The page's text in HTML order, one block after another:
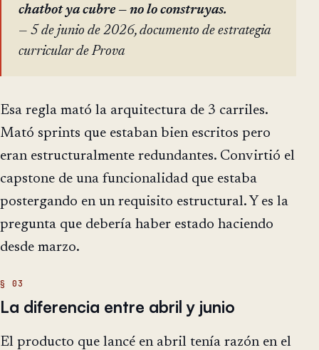
chatbot ya cubre — no lo construyas.
— 5 de junio de 2026, documento de estrategia
curricular de Prova
Esa regla mató la arquitectura de 3 carriles.
Mató sprints que estaban bien escritos pero
eran estructuralmente redundantes. Convirtió el
capstone de una funcionalidad que estaba
postergando en un requisito estructural. Y es la
pregunta que debería haber estado haciendo
desde marzo.
La diferencia entre abril y junio
El producto que lancé en abril tenía razón en el